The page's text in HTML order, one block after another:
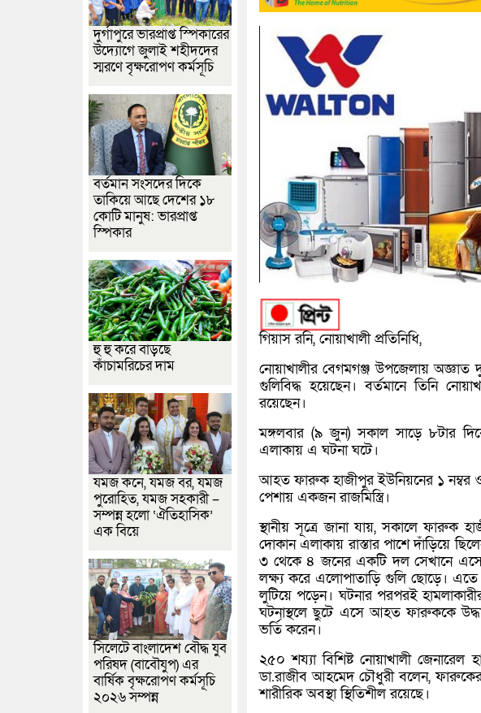
গিয়াস রনি, নোয়াখালী প্রতিনিধি,
নোয়াখালীর বেগমগঞ্জ উপজেলায়
গুলিবিদ্ধ হয়েছেন। বর্তমানে তিনি
রয়েছেন।
মঙ্গলবার (৯ জুন) সকাল সাড়ে ৮টার
এলাকায় এ ঘটনা ঘটে।
আহত ফারুক হাজীপুর ইউনিয়নের ১ নম্বর
পেশায় একজন রাজমিস্ত্রি।
স্থানীয় সূত্রে জানা যায়, সকালে ফারুক
দোকান এলাকায় রাস্তার পাশে দাঁড়িয়ে
৩ থেকে ৪ জনের একটি দল সেখানে এসে
লক্ষ্য করে এলোপাতাড়ি গুলি ছোড়ে।
লুটিয়ে পড়েন। ঘটনার পরপরই
ঘটনাস্থলে ছুটে এসে আহত ফারুককে
ভর্তি করেন।
২৫০ শয্যা বিশিষ্ট নোয়াখালী
ডা.রাজীব আহমেদ চৌধুরী বলেন,
শারীরিক অবস্থা স্থিতিশীল রয়েছে।
দুর্গাপুরে ভারপ্রাপ্ত স্পিকারের
উদ্যোগে জুলাই শহীদদের
স্মরণে বৃক্ষরোপণ কর্মসূচি
বর্তমান সংসদের দিকে
তাকিয়ে আছে দেশের ১৮
কোটি মানুষ: ভারপ্রাপ্ত
স্পিকার
হু হু করে বাড়ছে
কাঁচামরিচের দাম
যমজ কনে, যমজ বর, যমজ
পুরোহিত, যমজ সহকারী –
সম্পন্ন হলো ‘ঐতিহাসিক’
এক বিয়ে
সিলেটে বাংলাদেশ বৌদ্ধ যুব
পরিষদ (বাবৌযুপ) এর
বার্ষিক বৃক্ষরোপণ কর্মসূচি
২০২৬ সম্পন্ন